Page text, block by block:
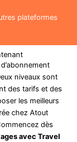
plateformes
niveaux sont
des tarifs et des
les meilleurs
chez Atout
dès
avec Travel